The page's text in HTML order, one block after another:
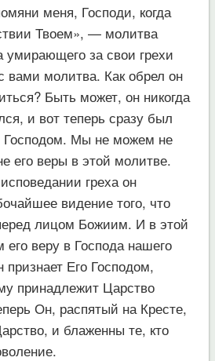
меня, Господи, когда
Твоем», — молитва
умирающего за свои грехи
вами молитва. Как обрел он
Быть может, он никогда
и вот теперь сразу был
Мы не можем не
его веры в этой молитве.
греха он
видение того, что
лицом Божиим. И в этой
веру в Господа нашего
Его Господом,
принадлежит Царство
Он, распятый на Кресте,
и блаженны те, кто